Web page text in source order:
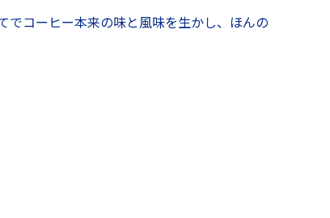
でコーヒー本来の味と風味を生かし、ほんの